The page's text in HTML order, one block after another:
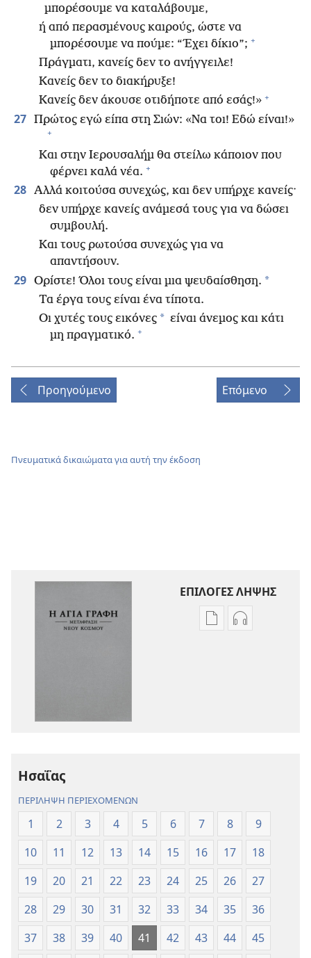
μπορέσουμε να καταλάβουμε,
ή από περασμένους καιρούς, ώστε να
μπορέσουμε να πούμε: “Έχει δίκιο”; +
Πράγματι, κανείς δεν το ανήγγειλε!
Κανείς δεν το διακήρυξε!
Κανείς δεν άκουσε οτιδήποτε από εσάς!» +
27 Πρώτος εγώ είπα στη Σιών: «Να τοι! Εδώ είναι!»
+
Και στην Ιερουσαλήμ θα στείλω κάποιον που
φέρνει καλά νέα. +
28 Αλλά κοιτούσα συνεχώς, και δεν υπήρχε κανείς·
δεν υπήρχε κανείς ανάμεσά τους για να δώσει
συμβουλή.
Και τους ρωτούσα συνεχώς για να
απαντήσουν.
29 Ορίστε! Όλοι τους είναι μια ψευδαίσθηση. *
Τα έργα τους είναι ένα τίποτα.
Οι χυτές τους εικόνες * είναι άνεμος και κάτι
μη πραγματικό. +
Προηγούμενο Επόμενο
Πνευματικά δικαιώματα για αυτή την έκδοση
ΕΠΙΛΟΓΕΣ ΛΗΨΗΣ
Επιλογές
2017)
Επιλογές
2017)
Ησαΐας
ΠΕΡΙΛΗΨΗ ΠΕΡΙΕΧΟΜΕΝΩΝ
1 2 3 4 5 6 7 8
9
10
11 12 13 14 15 16 17
18
19
20 21 22 23 24 25 26
27
28
29 30 31 32 33 34 35
36
37
38 39 40 41 42 43 44
45